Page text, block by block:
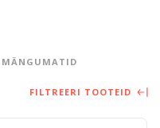
MÄNGUMATID
FILTREERI TOOTEID